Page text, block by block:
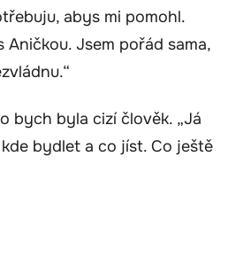
abys mi pomohl.
Aničkou. Jsem pořád sama,
bych byla cizí člověk. „Já
bydlet a co jíst. Co ještě